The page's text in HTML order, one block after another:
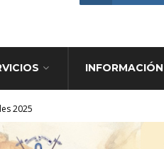
INFORMACIÓN
2025